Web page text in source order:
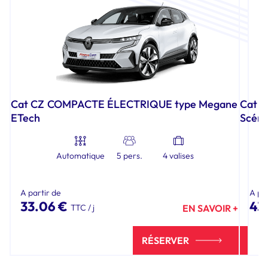
Cat CZ COMPACTE ÉLECTRIQUE type Megane
ETech
Automatique 5 pers. 4 valises
EN SAVOIR +
RÉSERVER
A partir de
33.06 € TTC / j
Cat
A